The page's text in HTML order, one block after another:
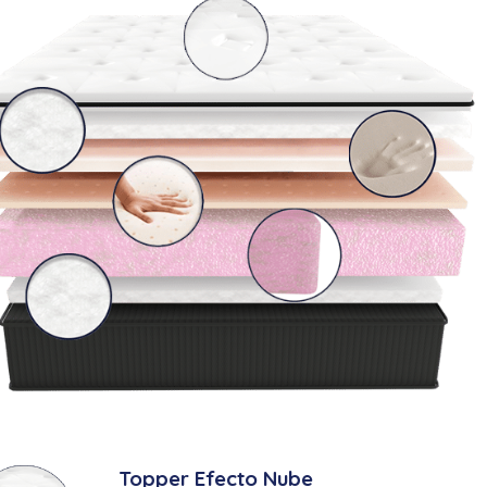
Topper Efecto Nube